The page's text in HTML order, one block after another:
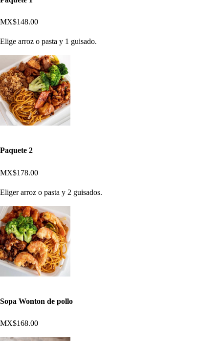
MX$148.00
Elige arroz o pasta y 1 guisado.
Paquete 2
MX$178.00
Eliger arroz o pasta y 2 guisados.
Sopa Wonton de pollo
MX$168.00